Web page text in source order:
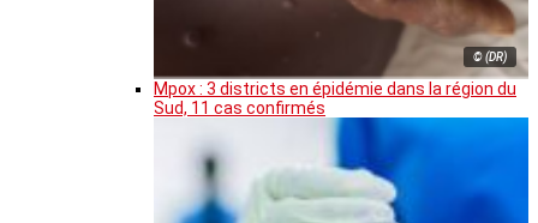
© (DR)
Mpox : 3 districts en épidémie dans la région du
Sud, 11 cas confirmés